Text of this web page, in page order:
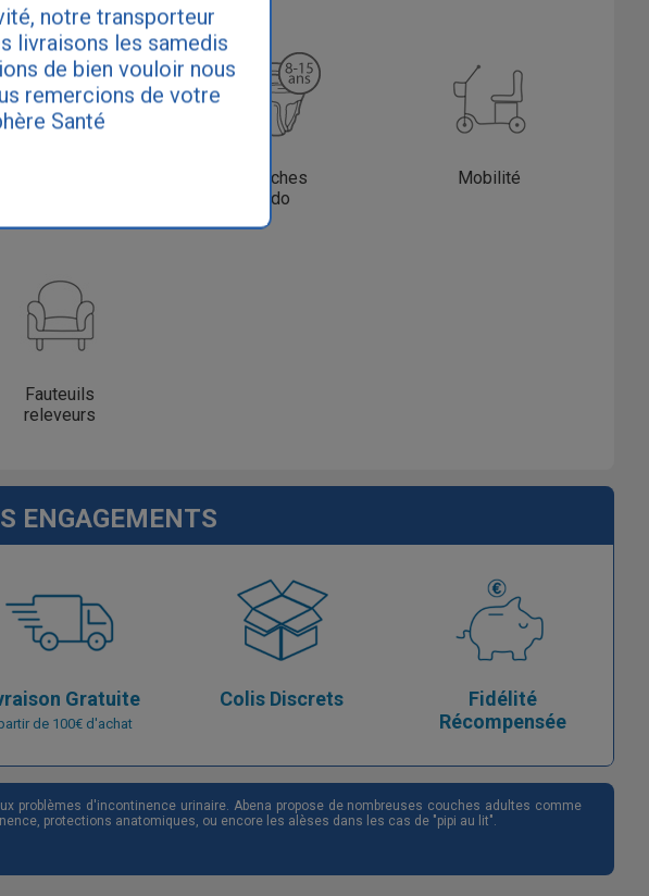
Couches
Ado
Mobilité
Fauteuils
releveurs
ENGAGEMENTS
Gratuite
de 100€ d'achat
Colis Discrets
Fidélité
Récompensée
problèmes d'incontinence urinaire. Abena propose de nombreuses couches adultes comme
protections anatomiques, ou encore les alèses dans les cas de "pipi au lit".
notre transporteur
livraisons les samedis
de bien vouloir nous
remercions de votre
Santé